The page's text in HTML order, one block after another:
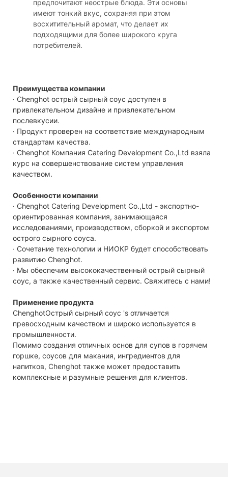
предпочитают неострые блюда. Эти основы
имеют тонкий вкус, сохраняя при этом
восхитительный аромат, что делает их
подходящими для более широкого круга
потребителей.
Преимущества компании
· Chenghot острый сырный соус доступен в
привлекательном дизайне и привлекательном
послевкусии.
· Продукт проверен на соответствие международным
стандартам качества.
· Chenghot Компания Catering Development Co.,Ltd взяла
курс на совершенствование систем управления
качеством.
Особенности компании
· Chenghot Catering Development Co.,Ltd - экспортно-
ориентированная компания, занимающаяся
исследованиями, производством, сборкой и экспортом
острого сырного соуса.
· Сочетание технологии и НИОКР будет способствовать
развитию Chenghot.
· Мы обеспечим высококачественный острый сырный
соус, а также качественный сервис. Свяжитесь с нами!
Применение продукта
ChenghotОстрый сырный соус 's отличается
превосходным качеством и широко используется в
промышленности.
Помимо создания отличных основ для супов в горячем
горшке, соусов для макания, ингредиентов для
напитков, Chenghot также может предоставить
комплексные и разумные решения для клиентов.